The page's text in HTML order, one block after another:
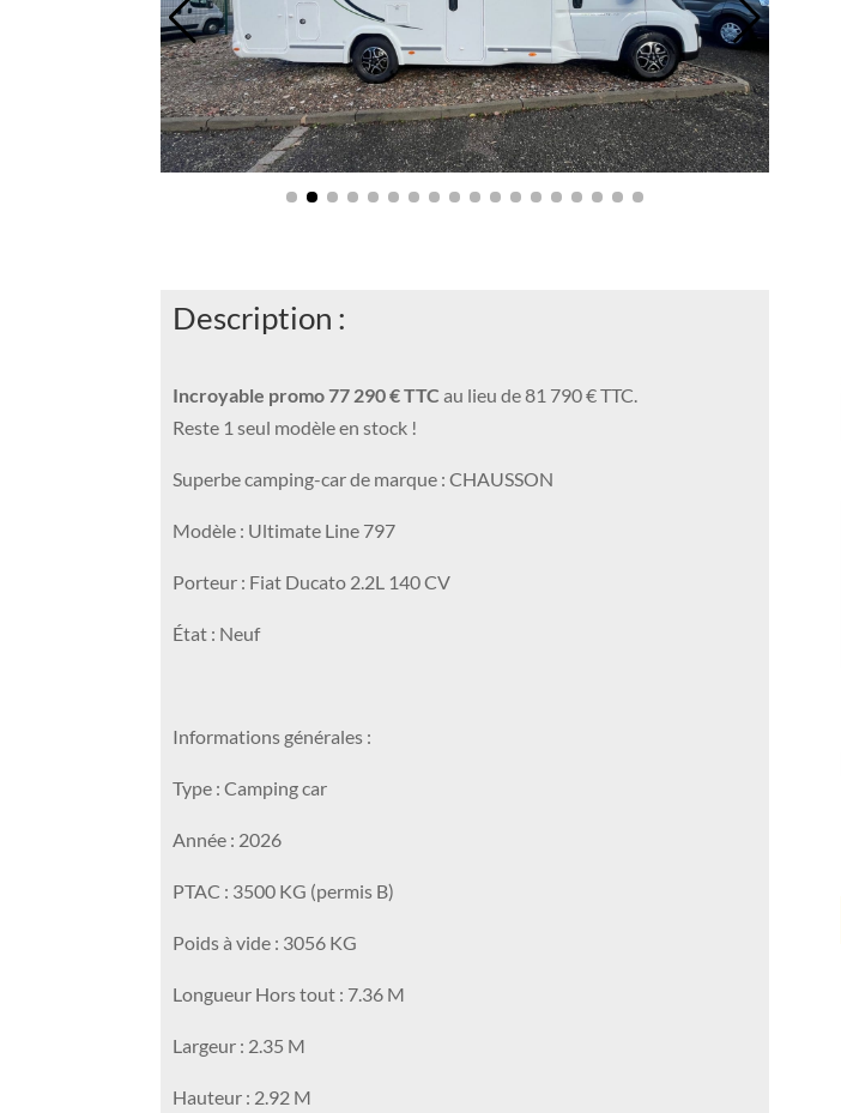
Description :
Incroyable promo 77 290 € TTC au lieu de 81 790 € TTC.
Reste 1 seul modèle en stock !
Superbe camping-car de marque : CHAUSSON
Modèle : Ultimate Line 797
Porteur : Fiat Ducato 2.2L 140 CV
État : Neuf
Informations générales :
Type : Camping car
Année : 2026
PTAC : 3500 KG (permis B)
Poids à vide : 3056 KG
Longueur Hors tout : 7.36 M
Largeur : 2.35 M
Hauteur : 2.92 M